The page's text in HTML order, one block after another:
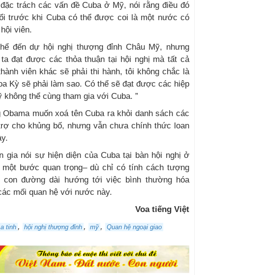
trách các vấn đề Cuba ở Mỹ, nói rằng điều đó
trước khi Cuba có thể được coi là một nước có
viên.
đến dự hội nghị thượng đỉnh Châu Mỹ, nhưng
ta đạt được các thỏa thuận tại hội nghị mà tất cả
viên khác sẽ phải thi hành, tôi không chắc là
Kỳ sẽ phải làm sao. Có thể sẽ đạt được các hiệp
không thể cùng tham gia với Cuba. ”
Obama muốn xoá tên Cuba ra khỏi danh sách các
cho khủng bố, nhưng vẫn chưa chính thức loan
gia nói sự hiện diện của Cuba tại bàn hội nghị ở
một bước quan trọng– dù chỉ có tính cách tượng
con đường dài hướng tới việc bình thường hóa
mối quan hệ với nước này.
Voa tiếng Việt
tinh, hội nghị thượng đỉnh , mỹ , Quan hệ ngoại giao